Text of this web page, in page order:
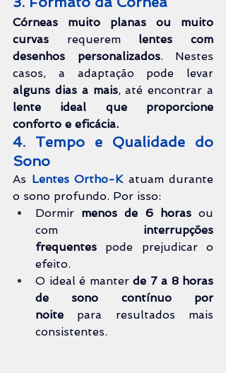
Córneas muito planas ou muito
curvas requerem lentes com
desenhos personalizados. Nestes
alguns dias a mais, até encontrar
lente ideal que proporcione
conforto e eficácia.
4. Tempo e Qualidade do
Sono
As Lentes Ortho-K atuam durante
o sono profundo. Por isso:
Dormir menos de 6 horas ou
com interrupções
frequentes pode prejudicar o
efeito.
O ideal é manter de 7 a 8 horas
de sono contínuo por
noite para resultados mais
consistentes.